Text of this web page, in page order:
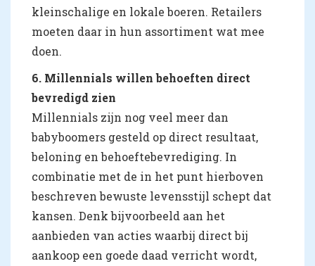
kleinschalige en lokale boeren. Retailers
moeten daar in hun assortiment wat mee
doen.
6. Millennials willen behoeften direct
bevredigd zien
Millennials zijn nog veel meer dan
babyboomers gesteld op direct resultaat,
beloning en behoeftebevrediging. In
combinatie met de in het punt hierboven
beschreven bewuste levensstijl schept dat
kansen. Denk bijvoorbeeld aan het
aanbieden van acties waarbij direct bij
aankoop een goede daad verricht wordt,